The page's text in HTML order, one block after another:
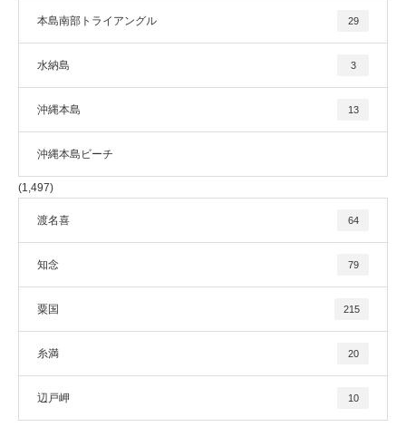
本島南部トライアングル 29
水納島 3
沖縄本島 13
沖縄本島ビーチ
(1,497)
渡名喜 64
知念 79
粟国 215
糸満 20
辺戸岬 10